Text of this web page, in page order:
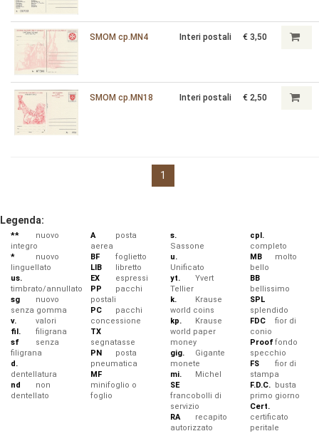
SMOM cp.MN4 Interi postali € 3,50
SMOM cp.MN18 Interi postali € 2,50
1
Legenda:
**
nuovo
integro
*
nuovo
linguellato
us.
timbrato/annullato
sg
nuovo
senza gomma
v.
valori
fil.
filigrana
sf
senza
filigrana
d.
dentellatura
nd
non
dentellato
A
posta
aerea
BF
foglietto
LIB
libretto
EX
espressi
PP
pacchi
postali
PC
pacchi
concessione
TX
segnatasse
PN
posta
pneumatica
MF
minifoglio o
foglio
s.
Sassone
u.
Unificato
yt.
Yvert
Tellier
k.
Krause
world coins
kp.
Krause
world paper
money
gig.
Gigante
monete
mi.
Michel
SE
francobolli di
servizio
RA
recapito
autorizzato
cpl.
completo
MB
molto
bello
BB
bellissimo
SPL
splendido
FDC
fior di
conio
Prooffondo
specchio
FS
fior di
stampa
F.D.C. busta
primo giorno
Cert.
certificato
peritale